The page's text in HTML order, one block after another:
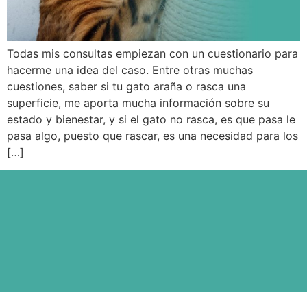
Todas mis consultas empiezan con un cuestionario para
hacerme una idea del caso. Entre otras muchas
cuestiones, saber si tu gato araña o rasca una
superficie, me aporta mucha información sobre su
estado y bienestar, y si el gato no rasca, es que pasa le
pasa algo, puesto que rascar, es una necesidad para los
[…]